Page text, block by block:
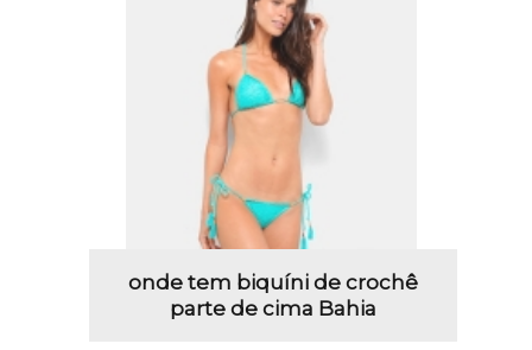
onde tem biquíni de crochê
parte de cima Bahia